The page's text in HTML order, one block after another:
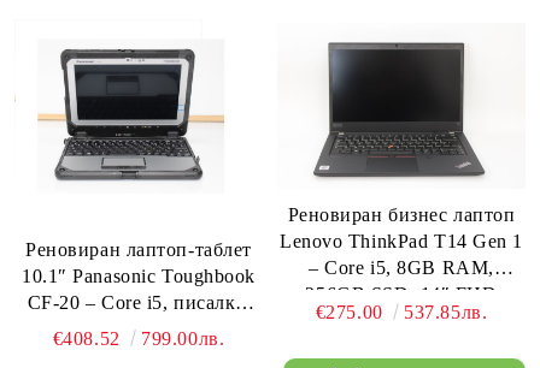
Реновиран лаптоп-таблет
10.1″ Panasonic Toughbook
CF-20 – Core i5, писалка,
4× USB, RS232
€408.52 799.00лв.
Реновиран бизнес лаптоп
Lenovo ThinkPad T14 Gen 1
– Core i5, 8GB RAM,
256GB SSD, 14″ FHD
€275.00
537.85лв.